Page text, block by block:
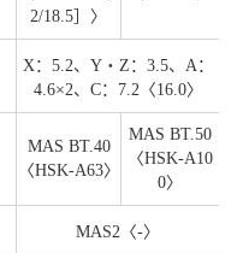
2/18.5］〉
X：5.2、Y・Z：3.5、A：
4.6×2、C：7.2〈16.0〉
MAS BT.40
〈HSK-A63〉
MAS BT.50
〈HSK-A10
0〉
MAS2〈-〉